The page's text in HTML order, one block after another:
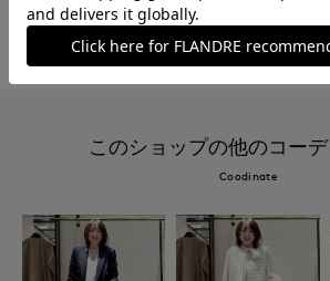
#イージーケア #骨格ストレート
このショップの他のコー
Coodinate